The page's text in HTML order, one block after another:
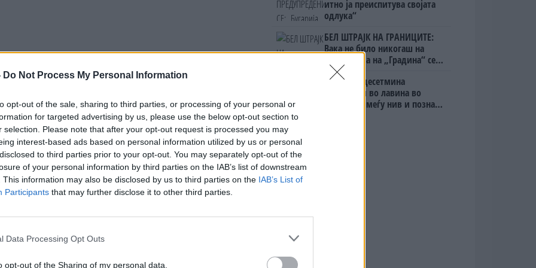
Do Not Process My Personal Information
opt-out of the sale, sharing to third parties, or processing of your personal or
for targeted advertising by us, please use the below opt-out section to
selection. Please note that after your opt-out request is processed you may
interest-based ads based on personal information utilized by us or personal
to third parties prior to your opt-out. You may separately opt-out of the
of your personal information by third parties on the IAB’s list of downstream
This information may also be disclosed by us to third parties on the IAB’s List of
Participants that may further disclose it to other third parties.
Data Processing Opt Outs
opt-out of the Sharing of my personal data.
кога морскиот мраз нормално брзо се
снимки покажуваат дека морето
од Антарктичкиот Полуостров, е речиси
му недостасуваат околу 650.000
со просекот за периодот од 1991 до
е“, рече д-р Вил Хобс, експерт за морски
Тасманија.
нема морски мраз.“ Хобс додаде дека ова е
има екстремно ниски нивоа на морски мраз.
видиме морски мраз таму. Едноставно го
да утврдат дали глобалното затоплување
итно ја преиспитува својата
одлука“
БЕЛ ШТРАЈК НА ГРАНИЦИТЕ:
Вака не било никогаш на
„Евзони“, а на „Градина“ се
чека и пет часа
Исчезнаа десетмина
алпинисти во лавина во
Пакистан- меѓу нив и познат